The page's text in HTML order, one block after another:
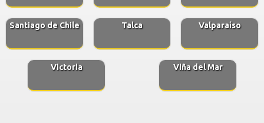
Santiago de Chile Talca Valparaíso
Victoria Viña del Mar